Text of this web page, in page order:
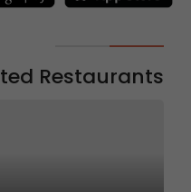
Restaurants